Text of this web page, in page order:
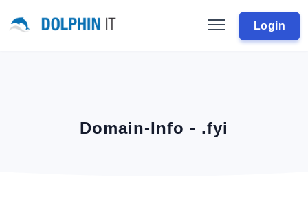
Login
Domain-Info - .fyi